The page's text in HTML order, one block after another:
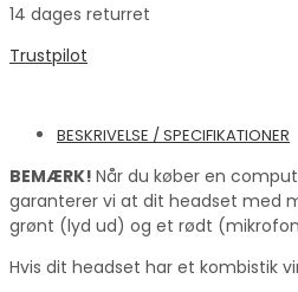
14 dages returret
Trustpilot
BESKRIVELSE / SPECIFIKATIONER
BEMÆRK! Når du køber en
garanterer vi at dit headset med
grønt (lyd ud) og et rødt
Hvis dit headset har et kombistik